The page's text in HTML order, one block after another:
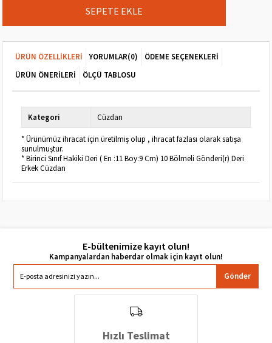
ÜRÜN ÖZELLIKLERI YORUMLAR(0)
ÖDEME SEÇENEKLERI
ÜRÜN ÖNERILERI
ÖLÇÜ TABLOSU
Kategori Cüzdan
* Ürünümüz ihracat için üretilmiş olup , ihracat fazlası olarak satışa
sunulmuştur.
* Birinci Sınıf Hakiki Deri ( En :11 Boy:9 Cm) 10 Bölmeli Gönderi(r) Deri
Erkek Cüzdan
E-bültenimize kayıt olun!
Gönder
Hızlı Teslimat